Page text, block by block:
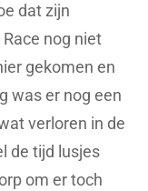
dat zijn
nog niet
gekomen en
was er nog een
verloren in de
de tijd lusjes
om er toch